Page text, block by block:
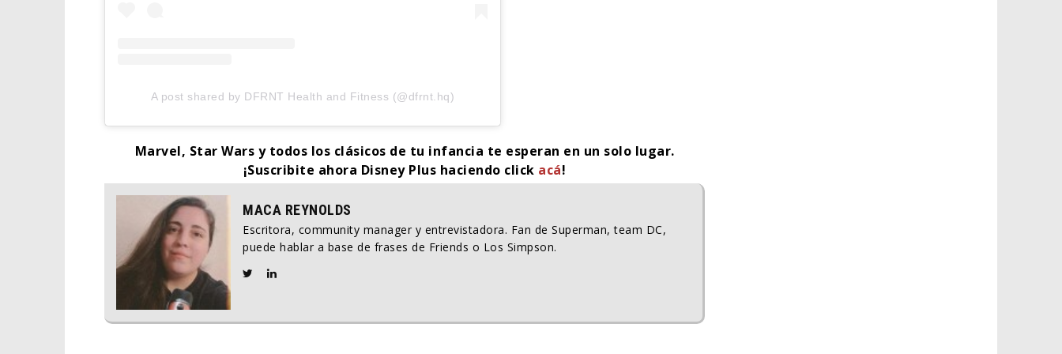
A post shared by DFRNT Health and Fitness (@dfrnt.hq)
Marvel, Star Wars y todos los clásicos de tu infancia te esperan en un solo lugar.
¡Suscribite ahora Disney Plus haciendo click acá!
MACA REYNOLDS
Escritora, community manager y entrevistadora. Fan de Superman, team DC,
puede hablar a base de frases de Friends o Los Simpson.